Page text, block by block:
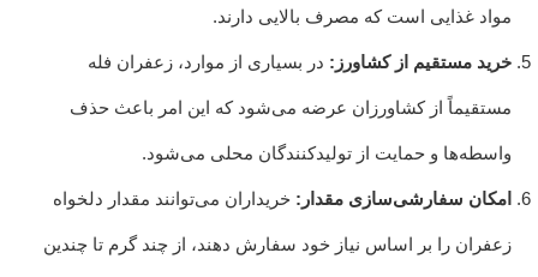
مواد غذایی است که مصرف بالایی دارند.
خرید مستقیم از کشاورز: در بسیاری از موارد، زعفران فله
مستقیماً از کشاورزان عرضه می‌شود که این امر باعث حذف
واسطه‌ها و حمایت از تولیدکنندگان محلی می‌شود.
امکان سفارشی‌سازی مقدار: خریداران می‌توانند مقدار دلخواه
زعفران را بر اساس نیاز خود سفارش دهند، از چند گرم تا چندین